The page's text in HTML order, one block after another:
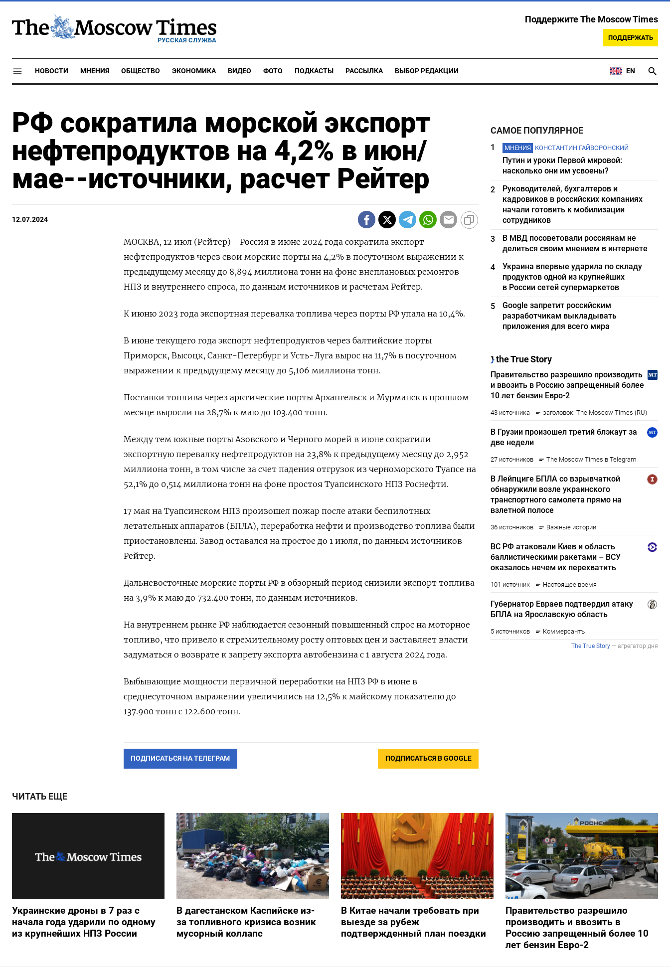
РУССКАЯ СЛУЖБА
Поддержите The Moscow Times
ПОДДЕРЖАТЬ
НОВОСТИ МНЕНИЯ ОБЩЕСТВО ЭКОНОМИКА ВИДЕО ФОТО ПОДКАСТЫ РАССЫЛКА ВЫБОР РЕДАКЦИИ EN
РФ сократила морской экспорт
нефтепродуктов на 4,2% в июн/
мае--источники, расчет Рейтер
12.07.2024
МОСКВА, 12 июл (Рейтер) - Россия в июне 2024 года сократила экспорт
нефтепродуктов через свои морские порты на 4,2% в посуточном выражении к
предыдущему месяцу до 8,894 миллиона тонн на фоне внеплановых ремонтов
НПЗ и внутреннего спроса, по данным источников и расчетам Рейтер.
К июню 2023 года экспортная перевалка топлива через порты РФ упала на 10,4%.
В июне текущего года экспорт нефтепродуктов через балтийские порты
Приморск, Высоцк, Санкт-Петербург и Усть-Луга вырос на 11,7% в посуточном
выражении к предыдущему месяцу до 5,106 миллиона тонн.
Поставки топлива через арктические порты Архангельск и Мурманск в прошлом
месяце выросли на 28,7% к маю до 103.400 тонн.
Между тем южные порты Азовского и Черного морей в июне сократили
экспортную перевалку нефтепродуктов на 23,8% к предыдущему месяцу до 2,952
миллиона тонн, в том числе за счет падения отгрузок из черноморского Туапсе на
52,1% до 0,514 миллиона тонн на фоне простоя Туапсинского НПЗ Роснефти.
17 мая на Туапсинском НПЗ произошел пожар после атаки беспилотных
летательных аппаратов (БПЛА), переработка нефти и производство топлива были
приостановлены. Завод оставался на простое до 1 июля, по данным источников
Рейтер.
Дальневосточные морские порты РФ в обзорный период снизили экспорт топлива
на 3,9% к маю до 732.400 тонн, по данным источников.
На внутреннем рынке РФ наблюдается сезонный повышенный спрос на моторное
топливо, что привело к стремительному росту оптовых цен и заставляет власти
задуматься о возврате к запрету экспорта автобензина с 1 августа 2024 года.
Выбывающие мощности первичной переработки на НПЗ РФ в июне в
среднесуточном выражении увеличились на 12,5% к майскому показателю до
137.900 тонн с 122.600 тонн.
ПОДПИСАТЬСЯ НА ТЕЛЕГРАМ ПОДПИСАТЬСЯ В GOOGLE
САМОЕ ПОПУЛЯРНОЕ
1 МНЕНИЯ КОНСТАНТИН ГАЙВОРОНСКИЙ
Путин и уроки Первой мировой:
насколько они им усвоены?
2
Руководителей, бухгалтеров и
кадровиков в российских компаниях
начали готовить к мобилизации
сотрудников
3
В МВД посоветовали россиянам не
делиться своим мнением в интернете
4
Украина впервые ударила по складу
продуктов одной из крупнейших
в России сетей супермаркетов
5
Google запретит российским
разработчикам выкладывать
приложения для всего мира
ЧИТАТЬ ЕЩЕ
Украинские дроны в 7 раз с
начала года ударили по одному
из крупнейших НПЗ России
В дагестанском Каспийске из-
за топливного кризиса возник
мусорный коллапс
В Китае начали требовать при
выезде за рубеж
подтвержденный план поездки
Правительство разрешило
производить и ввозить в
Россию запрещенный более 10
лет бензин Евро-2